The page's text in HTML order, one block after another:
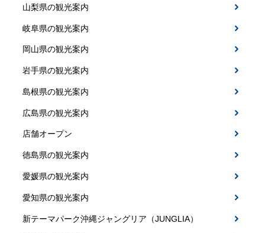
山梨県の観光案内
岐阜県の観光案内
岡山県の観光案内
岩手県の観光案内
島根県の観光案内
広島県の観光案内
店舗オープン
徳島県の観光案内
愛媛県の観光案内
愛知県の観光案内
新テーマパーク沖縄ジャングリア（JUNGLIA）